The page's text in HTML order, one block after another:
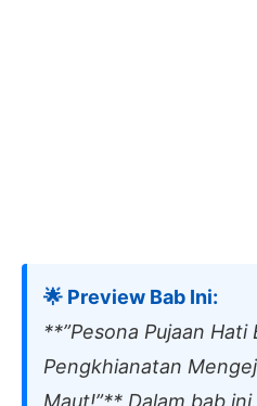
🌟 Preview Bab Ini:
**”Pesona Pujaan Hati
Pengkhianatan
Maut!”** Dalam bab